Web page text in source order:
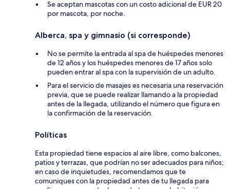
Se aceptan mascotas con un costo adicional de EUR 20
por mascota, por noche.
Alberca, spa y gimnasio (si corresponde)
No se permite la entrada al spa de huéspedes menores
de 12 años y los huéspedes menores de 17 años solo
pueden entrar al spa con la supervisión de un adulto.
Para el servicio de masajes es necesaria una reservación
previa, que se puede realizar llamando a la propiedad
antes de la llegada, utilizando el número que figura en
la confirmación de la reservación.
Políticas
Esta propiedad tiene espacios al aire libre, como balcones,
patios y terrazas, que podrían no ser adecuados para niños;
en caso de inquietudes, recomendamos que te
comuniques con la propiedad antes de tu llegada para